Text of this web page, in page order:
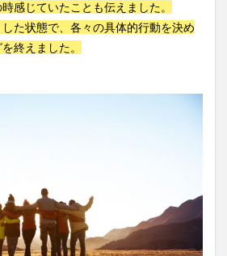
感じていたことも伝えました。
た状態で、各々の具体的行動を決め
終えました。